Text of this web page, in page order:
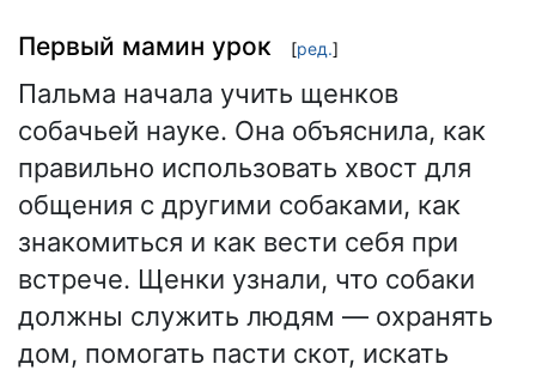
Первый мамин урок [ред.]
Пальма начала учить щенков
собачьей науке. Она объяснила, как
правильно использовать хвост для
общения с другими собаками, как
знакомиться и как вести себя при
встрече. Щенки узнали, что собаки
должны служить людям — охранять
дом, помогать пасти скот, искать